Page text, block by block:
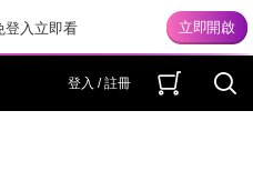
登入立即看
登入 / 註冊